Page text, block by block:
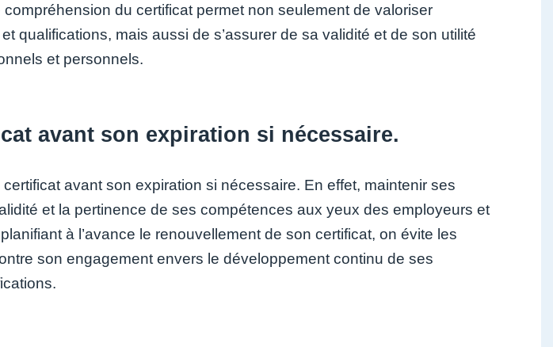
compréhension du certificat permet non seulement de valoriser
qualifications, mais aussi de s’assurer de sa validité et de son utilité
et personnels.
avant son expiration si nécessaire.
avant son expiration si nécessaire. En effet, maintenir ses
et la pertinence de ses compétences aux yeux des employeurs et
à l’avance le renouvellement de son certificat, on évite les
son engagement envers le développement continu de ses